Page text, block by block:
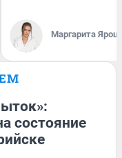
Маргарита
состояние